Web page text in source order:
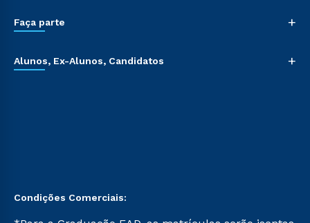
Faça parte +
Alunos, Ex-Alunos, Candidatos +
Condições Comerciais: